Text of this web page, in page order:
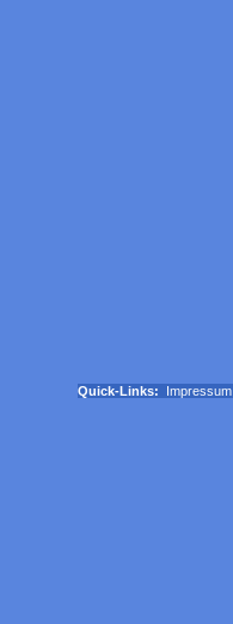
Quick-Links: Impressum